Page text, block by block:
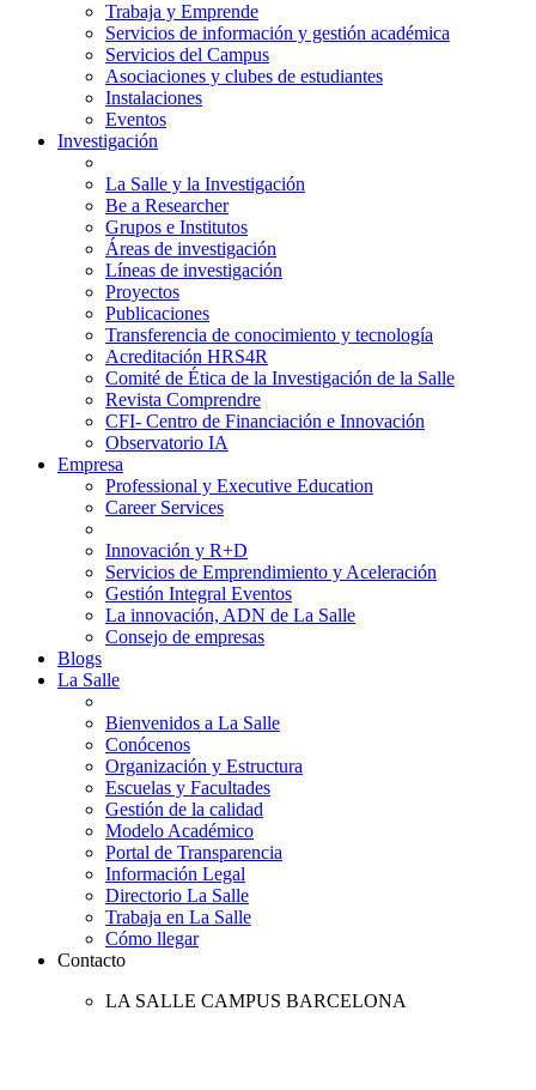
Trabaja y Emprende
Servicios de información y gestión académica
Servicios del Campus
Asociaciones y clubes de estudiantes
Instalaciones
Eventos
Investigación
La Salle y la Investigación
Be a Researcher
Grupos e Institutos
Áreas de investigación
Líneas de investigación
Proyectos
Publicaciones
Transferencia de conocimiento y tecnología
Acreditación HRS4R
Comité de Ética de la Investigación de la Salle
Revista Comprendre
CFI- Centro de Financiación e Innovación
Observatorio IA
Empresa
Professional y Executive Education
Career Services
Innovación y R+D
Servicios de Emprendimiento y Aceleración
Gestión Integral Eventos
La innovación, ADN de La Salle
Consejo de empresas
Blogs
La Salle
Bienvenidos a La Salle
Conócenos
Organización y Estructura
Escuelas y Facultades
Gestión de la calidad
Modelo Académico
Portal de Transparencia
Información Legal
Directorio La Salle
Trabaja en La Salle
Cómo llegar
Contacto
LA SALLE CAMPUS BARCELONA